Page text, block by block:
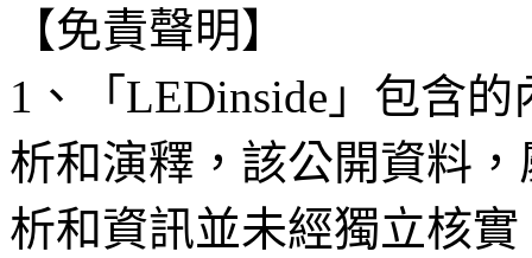
【免責聲明】
1、「LEDinside」包含
析和演釋，該公開資料
析和資訊並未經獨立核